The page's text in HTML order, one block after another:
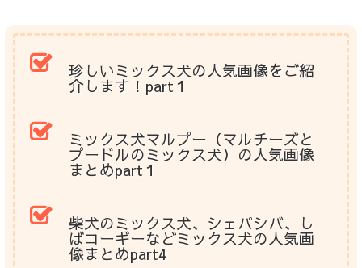
珍しいミックス犬の人気画像をご紹
介します！part１
ミックス犬マルプー（マルチーズと
プードルのミックス犬）の人気画像
まとめpart１
柴犬のミックス犬、シェパシバ、し
ばコーギーなどミックス犬の人気画
像まとめpart4